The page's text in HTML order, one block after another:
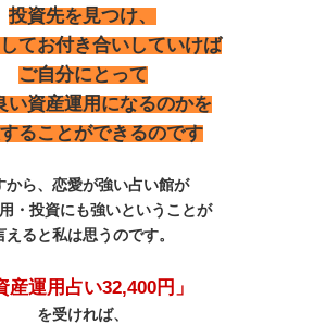
投資先を見つけ、
てお付き合いしていけば
ご自分にとって
い資産運用になるのかを
ることができるのです
から、恋愛が強い占い館が
・投資にも強いということが
えると私は思うのです。
産運用占い32,400円」
を受ければ、